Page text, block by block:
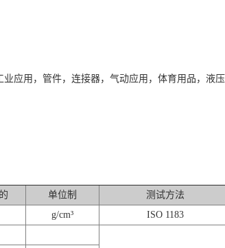
应用，管件，连接器，气动应用，体育用品，液压
单位制
测试方法
g/cm³
ISO 1183